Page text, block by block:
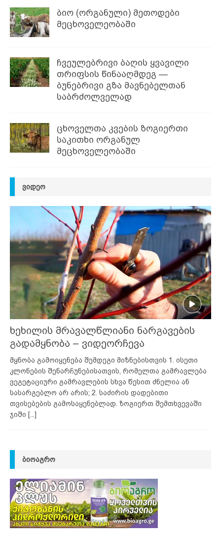
ბიო (ორგანული) მეთოდები
მეცხოველეობაში
ჩვეულებრივი ბაღის ყვავილი
თრიფსის წინააღმდეგ —
ბუნებრივი გზა მავნებელთან
საბრძოლველად
ცხოველთა კვების ზოგიერთი
საკითხი ორგანულ
მეცხოველეობაში
ᲕᲘᲓᲔᲝ
ხეხილის მრავალწლიანი ნარგავების
გადამყნობა – ვიდეორჩევა
მყნობა გამოიყენება შემდეგი მიზნებისთვის 1. ისეთი
კლონების შენარჩუნებისათვის, რომელთა გამრავლება
ვეგეტაციური გამრავლების სხვა წესით ძნელია ან
სასარგებლო არ არის; 2. საძირის დადებითი
თვისებების გამოსაყენებლად. ზოგიერთ შემთხვევაში
ჯიში [...]
ᲑᲘᲝᲐᲒᲠᲝ